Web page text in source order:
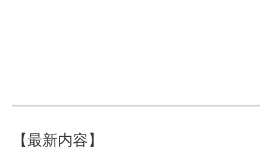
【最新内容】